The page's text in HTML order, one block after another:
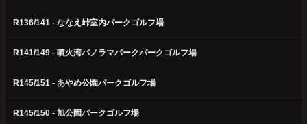
R136/141 - ななえ峠室内パークゴルフ場
R141/149 - 噴火湾パノラマパークパークゴルフ場
R145/151 - あやめ公園パークゴルフ場
R145/150 - 旭公園パークゴルフ場